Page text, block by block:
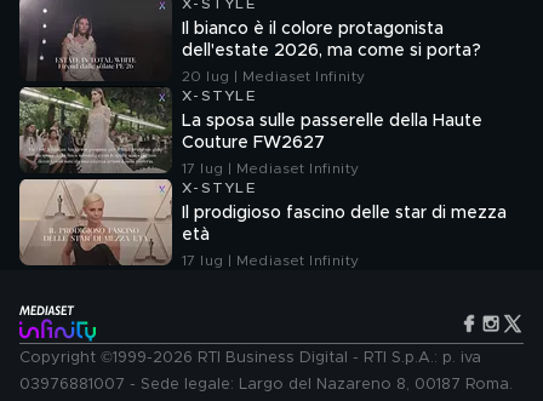
X-STYLE
Il bianco è il colore protagonista
dell'estate 2026, ma come si porta?
20 lug | Mediaset Infinity
X-STYLE
La sposa sulle passerelle della Haute
Couture FW2627
17 lug | Mediaset Infinity
X-STYLE
Il prodigioso fascino delle star di mezza
età
17 lug | Mediaset Infinity
Copyright ©1999-2026 RTI Business Digital - RTI S.p.A.: p. iva
03976881007 - Sede legale: Largo del Nazareno 8, 00187 Roma.